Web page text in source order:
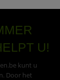
U!
kunt u
Door het